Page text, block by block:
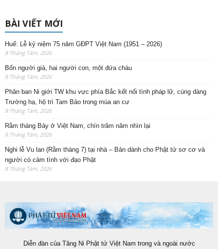
BÀI VIẾT MỚI
Huế: Lễ kỷ niệm 75 năm GĐPT Việt Nam (1951 – 2026)
8 Tháng Tám, 2026
Bốn người già, hai người con, một đứa cháu
8 Tháng Tám, 2026
Phân ban Ni giới TW khu vực phía Bắc kết nối tình pháp lữ, cúng dàng
Trường hạ, hộ trì Tam Bảo trong mùa an cư
8 Tháng Tám, 2026
Rằm tháng Bảy ở Việt Nam, chín trăm năm nhìn lại
8 Tháng Tám, 2026
Nghi lễ Vu lan (Rằm tháng 7) tại nhà – Bản dành cho Phật tử sơ cơ và
người có cảm tình với đạo Phật
8 Tháng Tám, 2026
Diễn đàn của Tăng Ni Phật tử Việt Nam trong và ngoài nước